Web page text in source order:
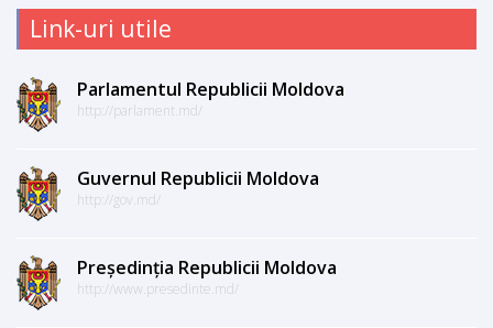
Link-uri utile
Parlamentul Republicii Moldova
http://parlament.md/
Guvernul Republicii Moldova
http://gov.md/
Președinția Republicii Moldova
http://www.presedinte.md/